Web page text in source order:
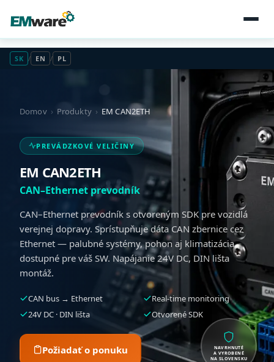
SK / EN / PL
Domov › Produkty › EM CAN2ETH
PREVÁDZKOVÉ VELIČINY
EM CAN2ETH
CAN–Ethernet prevodník
CAN–Ethernet prevodník s otvoreným SDK pre vozidlá
verejnej dopravy. Sprístupňuje dáta CAN zbernice cez
Ethernet — palubné systémy, pohon aj klimatizácia
dostupné pre váš SW. Napájanie 24V DC, DIN lišta
montáž.
CAN bus → Ethernet
Real-time monitoring
24V DC · DIN lišta
Otvorené SDK
Požiadať o ponuku
NAVRHNUTÉ
A VYROBENÉ
NA SLOVENSKU